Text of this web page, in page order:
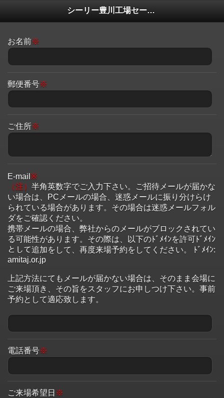
シーリー豊川工場セールご参加申込フォーム
お名前※
郵便番号※
ご住所※
E-mail ※
（注） 半角英数字でご入力下さい。ご招待メールが届かな
い場合は、PCメールの場合、迷惑メールに振り分けらけ
られている場合があります。その場合は迷惑メールフォル
ダをご確認ください。
携帯メールの場合、弊社からのメールがブロックされてい
る可能性があります。その際は、以下のﾄﾞﾒｲﾝを許可ﾄﾞﾒｲﾝ
として追加をして、再度来場予約をしてください。 ﾄﾞﾒｲﾝ:
amitaj.or.jp
上記方法にてもメールが届かない場合は、そのまま会場に
ご来場頂き、その旨をスタッフにお申しつけ下さい。事前
予約として適応致します。
電話番号※
ご来場希望日 ※